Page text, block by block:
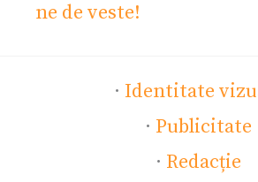
ne de veste!
· Identitate
· Publicitate
· Redacție